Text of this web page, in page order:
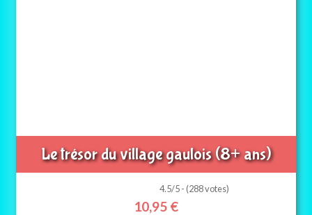
Le trésor du village gaulois (8+ ans)
4.5/5 - (288 votes)
10,95 €